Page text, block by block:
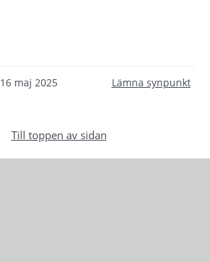
16 maj 2025 Lämna synpunkt
Till toppen av sidan